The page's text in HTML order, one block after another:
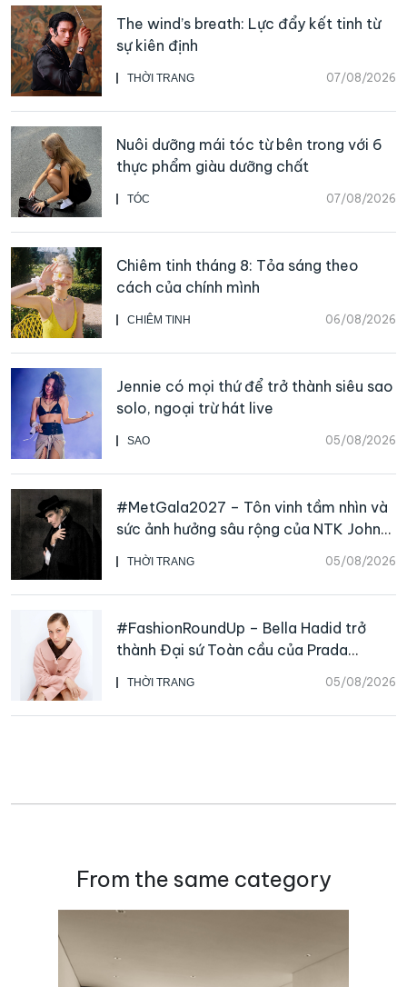
THỜI TRANG 07/08/2026
The wind’s breath: Lực đẩy kết tinh từ
sự kiên định
TÓC 07/08/2026
Nuôi dưỡng mái tóc từ bên trong với 6
thực phẩm giàu dưỡng chất
CHIÊM TINH 06/08/2026
Chiêm tinh tháng 8: Tỏa sáng theo
cách của chính mình
SAO 05/08/2026
Jennie có mọi thứ để trở thành siêu sao
solo, ngoại trừ hát live
THỜI TRANG 05/08/2026
#MetGala2027 – Tôn vinh tầm nhìn và
sức ảnh hưởng sâu rộng của NTK John
Galliano
THỜI TRANG 05/08/2026
#FashionRoundUp – Bella Hadid trở
thành Đại sứ Toàn cầu của Prada
Beauty, CHANEL mua lại Charvet
From the same category